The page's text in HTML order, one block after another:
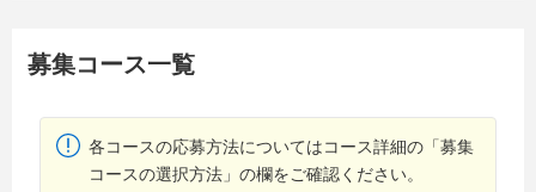
募集コース一覧
各コースの応募方法についてはコース詳細の「募集
コースの選択方法」の欄をご確認ください。